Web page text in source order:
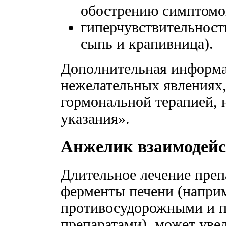
обострению
сыпь и крапивница).
Дополнительная
нежелательных
гормональной терапией,
указания».
Анжелик
Длительное лечение
ферменты печени
противосудорожными и